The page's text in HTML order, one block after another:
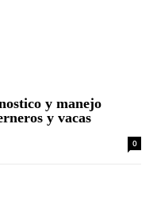
y manejo
y vacas
0